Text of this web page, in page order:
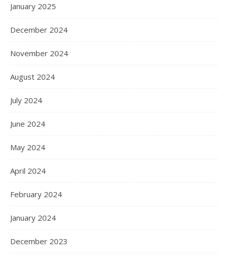
January 2025
December 2024
November 2024
August 2024
July 2024
June 2024
May 2024
April 2024
February 2024
January 2024
December 2023